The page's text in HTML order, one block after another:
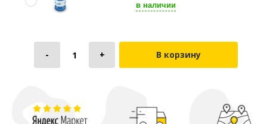
в наличии
В корзину